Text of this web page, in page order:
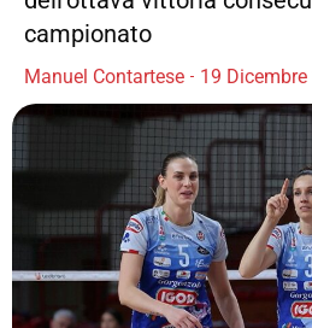
campionato
Manuel Contartese 19